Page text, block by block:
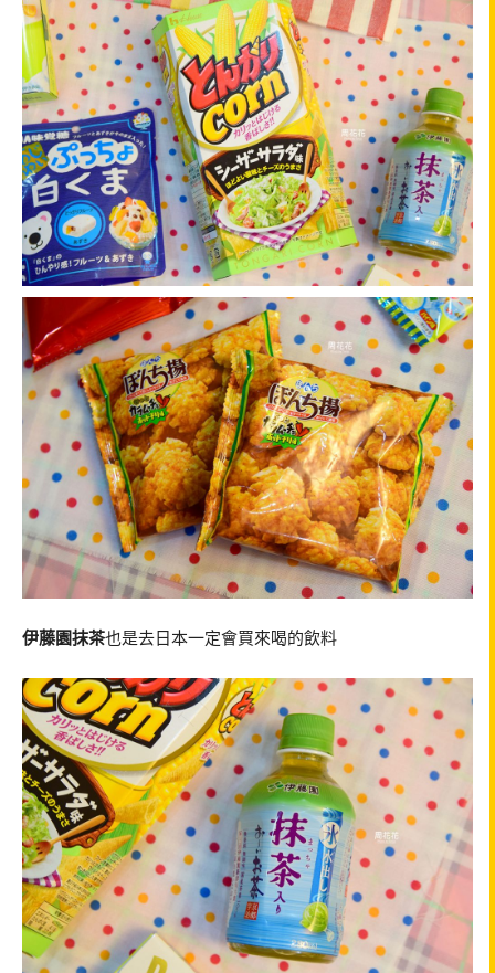
伊藤園抹茶也是去日本一定會買來喝的飲料